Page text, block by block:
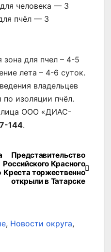
человека — 3
пчёл — 3
для пчел – 4-5
лета – 4-6 суток.
владельцев
изоляции пчёл.
лица ООО «ДИАС-
144.
Представительство
Российского Красного
Креста торжественно
открыли в Татарске
, Новости округа,